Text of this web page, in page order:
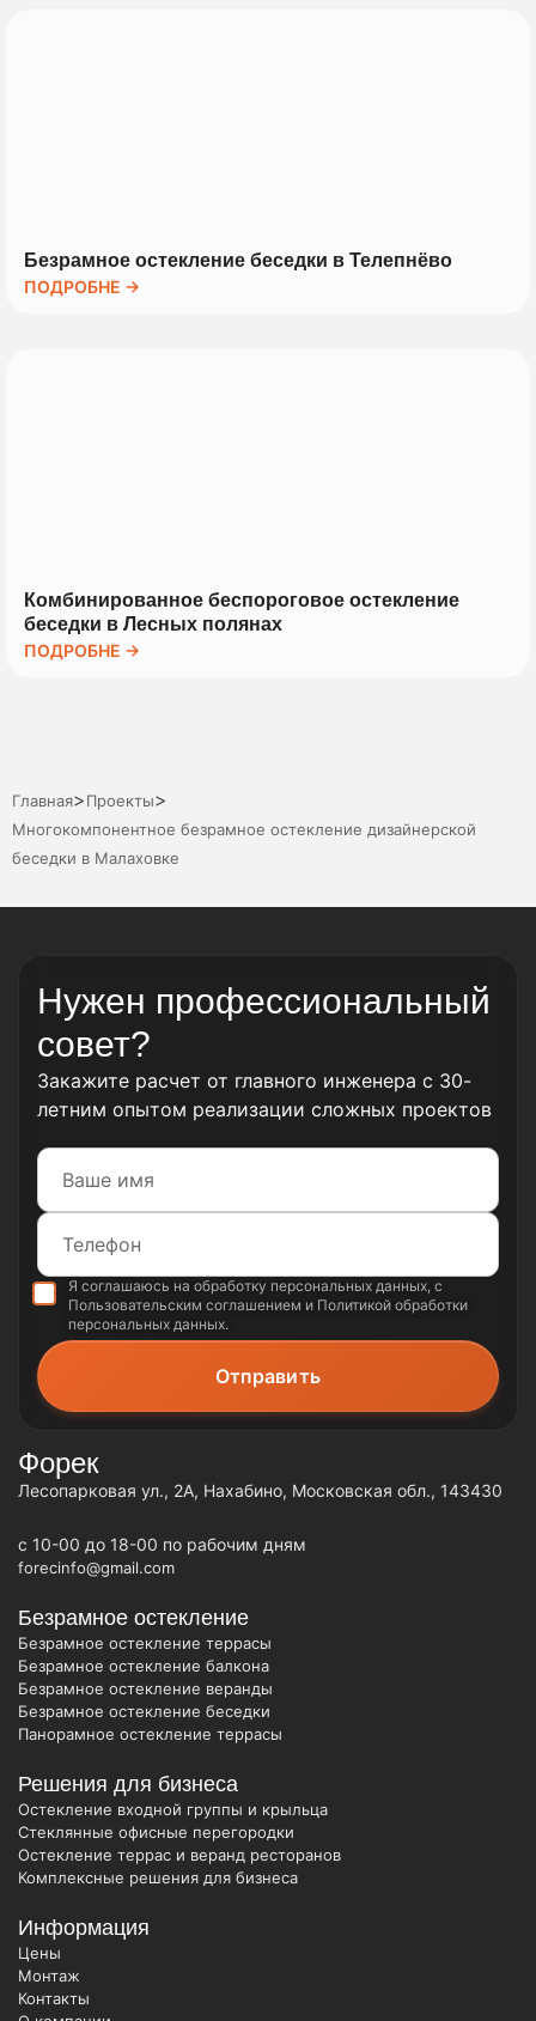
Безрамное остекление беседки в Телепнёво
ПОДРОБНЕ →
Комбинированное беспороговое остекление
беседки в Лесных полянах
ПОДРОБНЕ →
Главная>Проекты>
Многокомпонентное безрамное остекление дизайнерской
беседки в Малаховке
Нужен профессиональный
совет?
Закажите расчет от главного инженера с 30-
летним опытом реализации сложных проектов
Я соглашаюсь на обработку персональных данных, с
Пользовательским соглашением и Политикой обработки
персональных данных.
Безрамное остекление
Безрамное остекление террасы
Безрамное остекление балкона
Безрамное остекление веранды
Безрамное остекление беседки
Панорамное остекление террасы
Решения для бизнеса
Остекление входной группы и крыльца
Стеклянные офисные перегородки
Остекление террас и веранд ресторанов
Комплексные решения для бизнеса
Информация
Цены
Монтаж
Контакты
Форек
Лесопарковая ул., 2А, Нахабино, Московская обл., 143430
c 10-00 до 18-00 по рабочим дням
forecinfo@gmail.com